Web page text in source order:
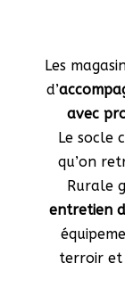
Les
d’
avec
Le socle
qu’on
Rurale
entretien
terroir